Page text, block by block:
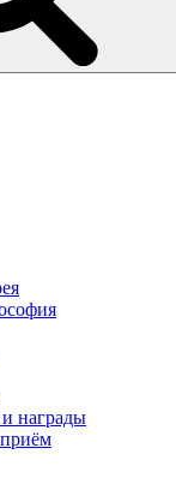
награды